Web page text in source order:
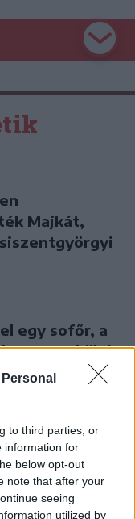
to third parties, or
information for
below opt-out
note that after your
seeing
utilized by
Majkát,
egy sofőr, a
menekülni
a trenddel: a
FK
a sorból a